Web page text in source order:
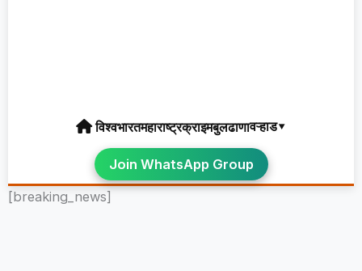
विश्वभारतमहाराष्ट्रक्राइमबुलढाणावऱ्हाड▾
Join WhatsApp Group
[breaking_news]